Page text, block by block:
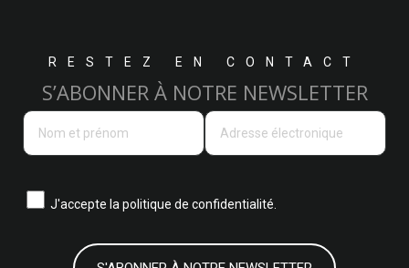
RESTEZ EN CONTACT
S’ABONNER À NOTRE NEWSLETTER
J'accepte la politique de confidentialité.